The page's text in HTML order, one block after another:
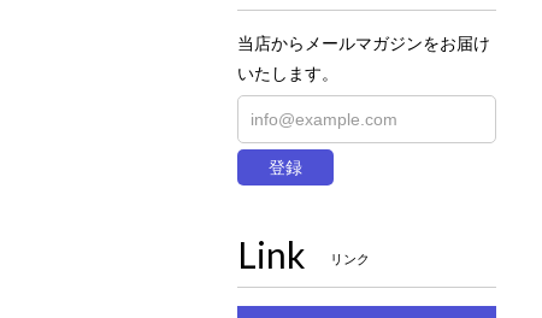
当店からメールマガジンをお届け
いたします。
登録
Link リンク